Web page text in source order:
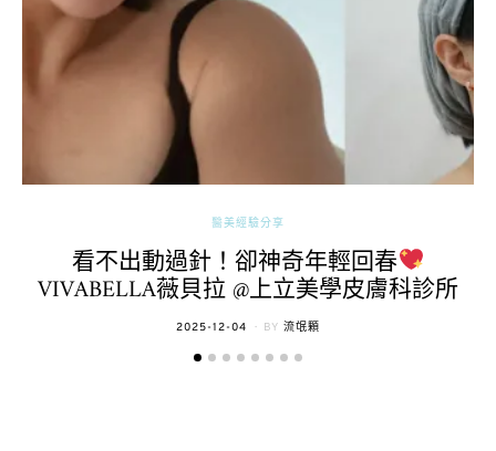
醫美經驗分享
看不出動過針！卻神奇年輕回春
VIVABELLA薇貝拉 @上立美學皮膚科診所
POSTED
2025-12-04 BY 流氓顆